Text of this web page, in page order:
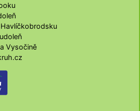
Vysočině